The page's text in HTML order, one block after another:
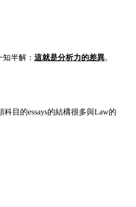
半解： 這就是分析力的差異。
目的essays的結構很多與Law的